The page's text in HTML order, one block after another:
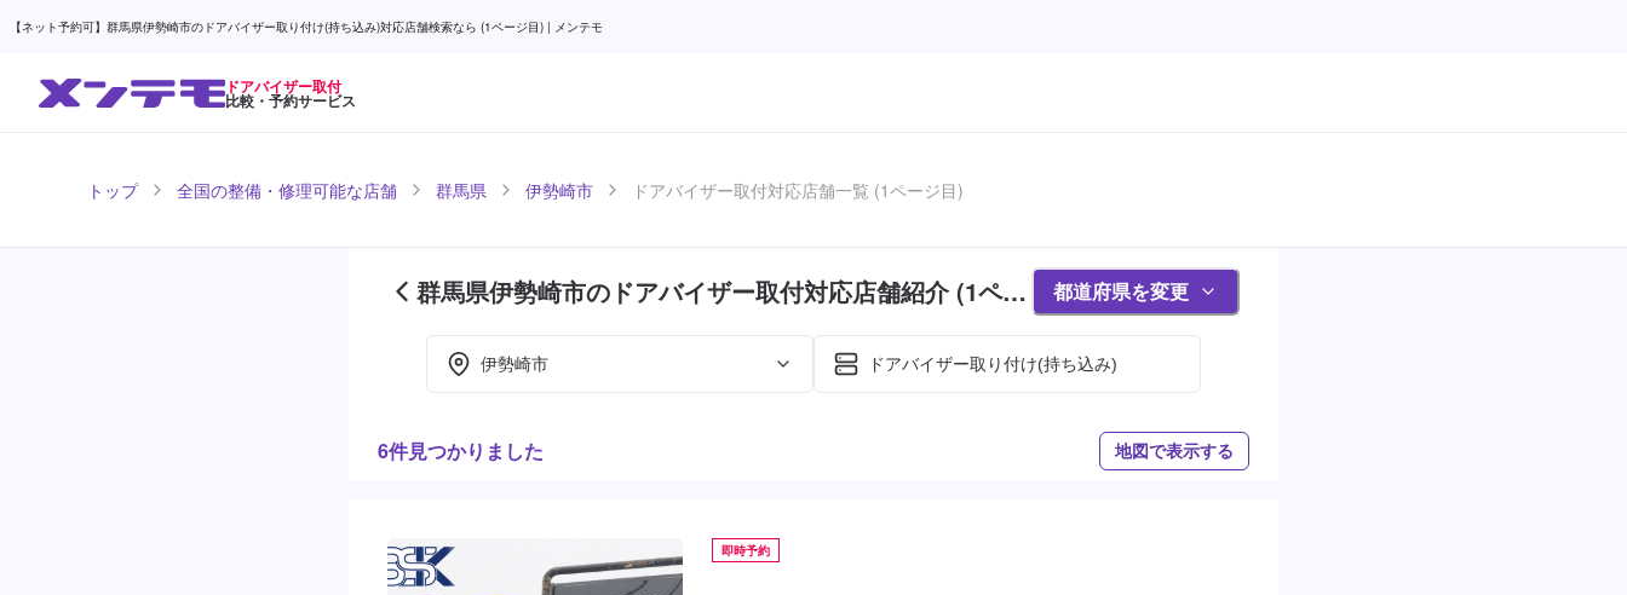
【ネット予約可】群馬県伊勢崎市のドアバイザー取り付け(持ち込み)対応店舗検索なら (1ページ目) | メンテモ
ドアバイザー取付
比較・予約サービス
トップ 全国の整備・修理可能な店舗 群馬県 伊勢崎市 ドアバイザー取付対応店舗一覧 (1ページ目)
群馬県伊勢崎市のドアバイザー取付対応店舗紹介 (1ペー
ジ目)
都道府県を変更
伊勢崎市 ドアバイザー取り付け(持ち込み)
6件見つかりました 地図で表示する
即時予約